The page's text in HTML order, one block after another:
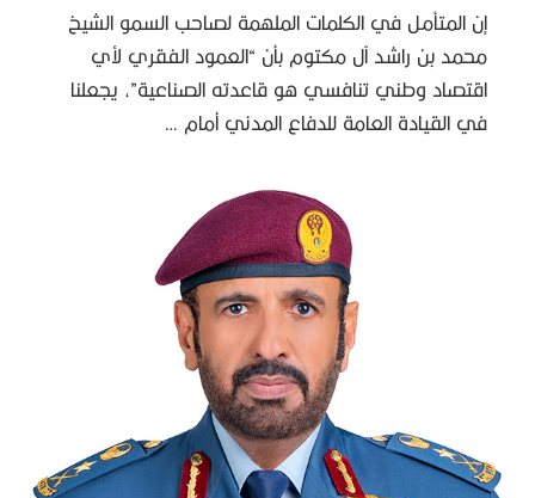
إن المتأمل في الكلمات الملهمة لصاحب السمو الشيخ
محمد بن راشد آل مكتوم بأن “العمود الفقري لأي
اقتصاد وطني تنافسي هو قاعدته الصناعية”، يجعلنا
في القيادة العامة للدفاع المدني أمام …